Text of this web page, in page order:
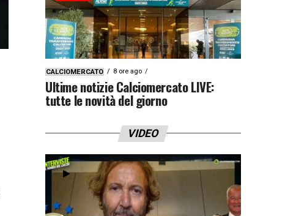
CALCIOMERCATO 8 ore ago
Ultime notizie Calciomercato LIVE:
tutte le novità del giorno
VIDEO